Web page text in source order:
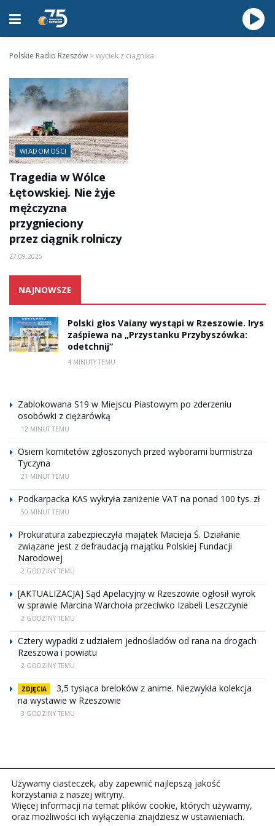
Polskie Radio Rzeszów >wyciek z ciagnika
WIADOMOŚCI
Tragedia w Wólce
Łętowskiej. Nie żyje
mężczyzna
przygnieciony
przez ciągnik rolniczy
27.09.2025
NAJNOWSZE
Polski głos Vaiany wystąpi w Rzeszowie. Irys
zaśpiewa na „Przystanku Przybyszówka:
odetchnij”
4 MINUTY TEMU
Zablokowana S19 w Miejscu Piastowym po zderzeniu
osobówki z ciężarówką
12 MINUT TEMU
Osiem komitetów zgłoszonych przed wyborami burmistrza
Tyczyna
21 MINUT TEMU
Podkarpacka KAS wykryła zaniżenie VAT na ponad 100 tys. zł
50 MINUT TEMU
Prokuratura zabezpieczyła majątek Macieja Ś. Działanie
związane jest z defraudacją majątku Polskiej Fundacji
Narodowej
2 GODZINY TEMU
[AKTUALIZACJA] Sąd Apelacyjny w Rzeszowie ogłosił wyrok
w sprawie Marcina Warchoła przeciwko Izabeli Leszczynie
2 GODZINY TEMU
Cztery wypadki z udziałem jednośladów od rana na drogach
Rzeszowa i powiatu
2 GODZINY TEMU
ZDJĘCIA
3,5 tysiąca breloków z anime. Niezwykła kolekcja
na wystawie w Rzeszowie
3 GODZINY TEMU
Używamy ciasteczek, aby zapewnić najlepszą jakość
korzystania z naszej witryny.
Więcej informacji na temat plików cookie, których używamy,
oraz możliwości ich wyłączenia znajdziesz w ustawieniach.